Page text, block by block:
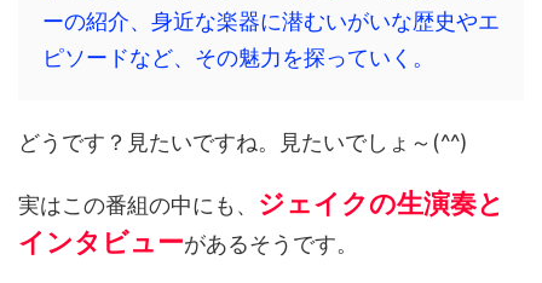
ーの紹介、身近な楽器に潜むいがいな歴史やエ
ピソードなど、その魅力を探っていく。
どうです？見たいですね。見たいでしょ～(^^)
実はこの番組の中にも、 ジェイクの生演奏と
インタビューがあるそうです。